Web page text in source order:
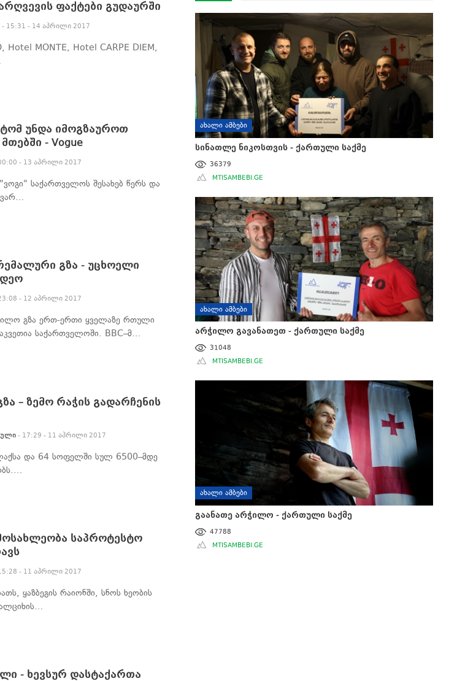
ფაქტები გუდაურში
- 15:31 - 14 აპრილი 2017
Hotel MONTE, Hotel CARPE DIEM,
უნდა იმოგზაუროთ
- Vogue
- 13 აპრილი 2017
საქართველოს შესახებ წერს და
გზა - უცხოელი
- 12 აპრილი 2017
გზა ერთ-ერთი ყველაზე რთული
საქართველოში. BBC–მ…
– ზემო რაჭის გადარჩენის
- 17:29 - 11 აპრილი 2017
და 64 სოფელში სულ 6500–მდე
საპროტესტო
- 11 აპრილი 2017
ყაზბეგის რაიონში, სნოს ხეობის
- ხევსურ დასტაქართა
ᲐᲮᲐᲚᲘ ᲐᲛᲑᲔᲑᲘ
სინათლე ნიკოსთვის - ქართული საქმე
36379
MTISAMBEBI.GE
ᲐᲮᲐᲚᲘ ᲐᲛᲑᲔᲑᲘ
არჭილო გავანათეთ - ქართული საქმე
31048
MTISAMBEBI.GE
ᲐᲮᲐᲚᲘ ᲐᲛᲑᲔᲑᲘ
გაანათე არჭილო - ქართული საქმე
47788
MTISAMBEBI.GE